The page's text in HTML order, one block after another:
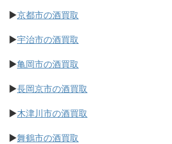
▶京都市の酒買取
▶宇治市の酒買取
▶亀岡市の酒買取
▶長岡京市の酒買取
▶木津川市の酒買取
▶舞鶴市の酒買取